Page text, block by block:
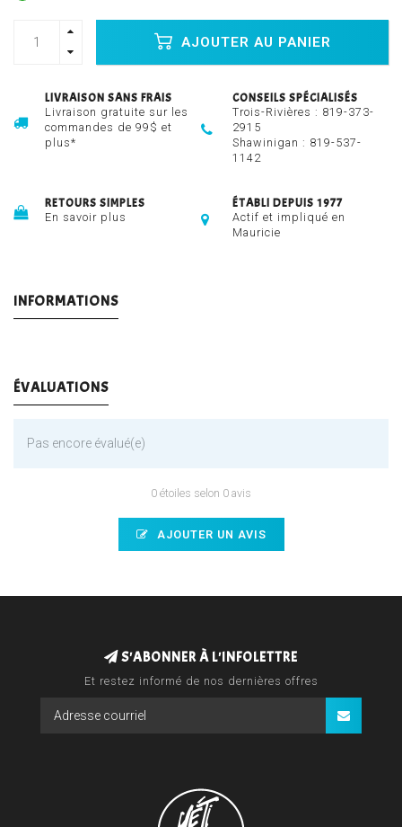
AJOUTER AU PANIER
LIVRAISON SANS FRAIS
Livraison gratuite sur les
commandes de 99$ et
plus*
CONSEILS SPÉCIALISÉS
Trois-Rivières : 819-373-
2915
Shawinigan : 819-537-
1142
RETOURS SIMPLES
En savoir plus
ÉTABLI DEPUIS 1977
Actif et impliqué en
Mauricie
INFORMATIONS
ÉVALUATIONS
Pas encore évalué(e)
0 étoiles selon 0 avis
AJOUTER UN AVIS
S'ABONNER À L'INFOLETTRE
Et restez informé de nos dernières offres